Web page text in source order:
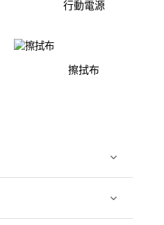
行動電源
擦拭布